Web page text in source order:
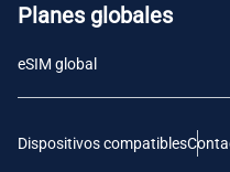
Planes globales
eSIM global
Dispositivos compatibles